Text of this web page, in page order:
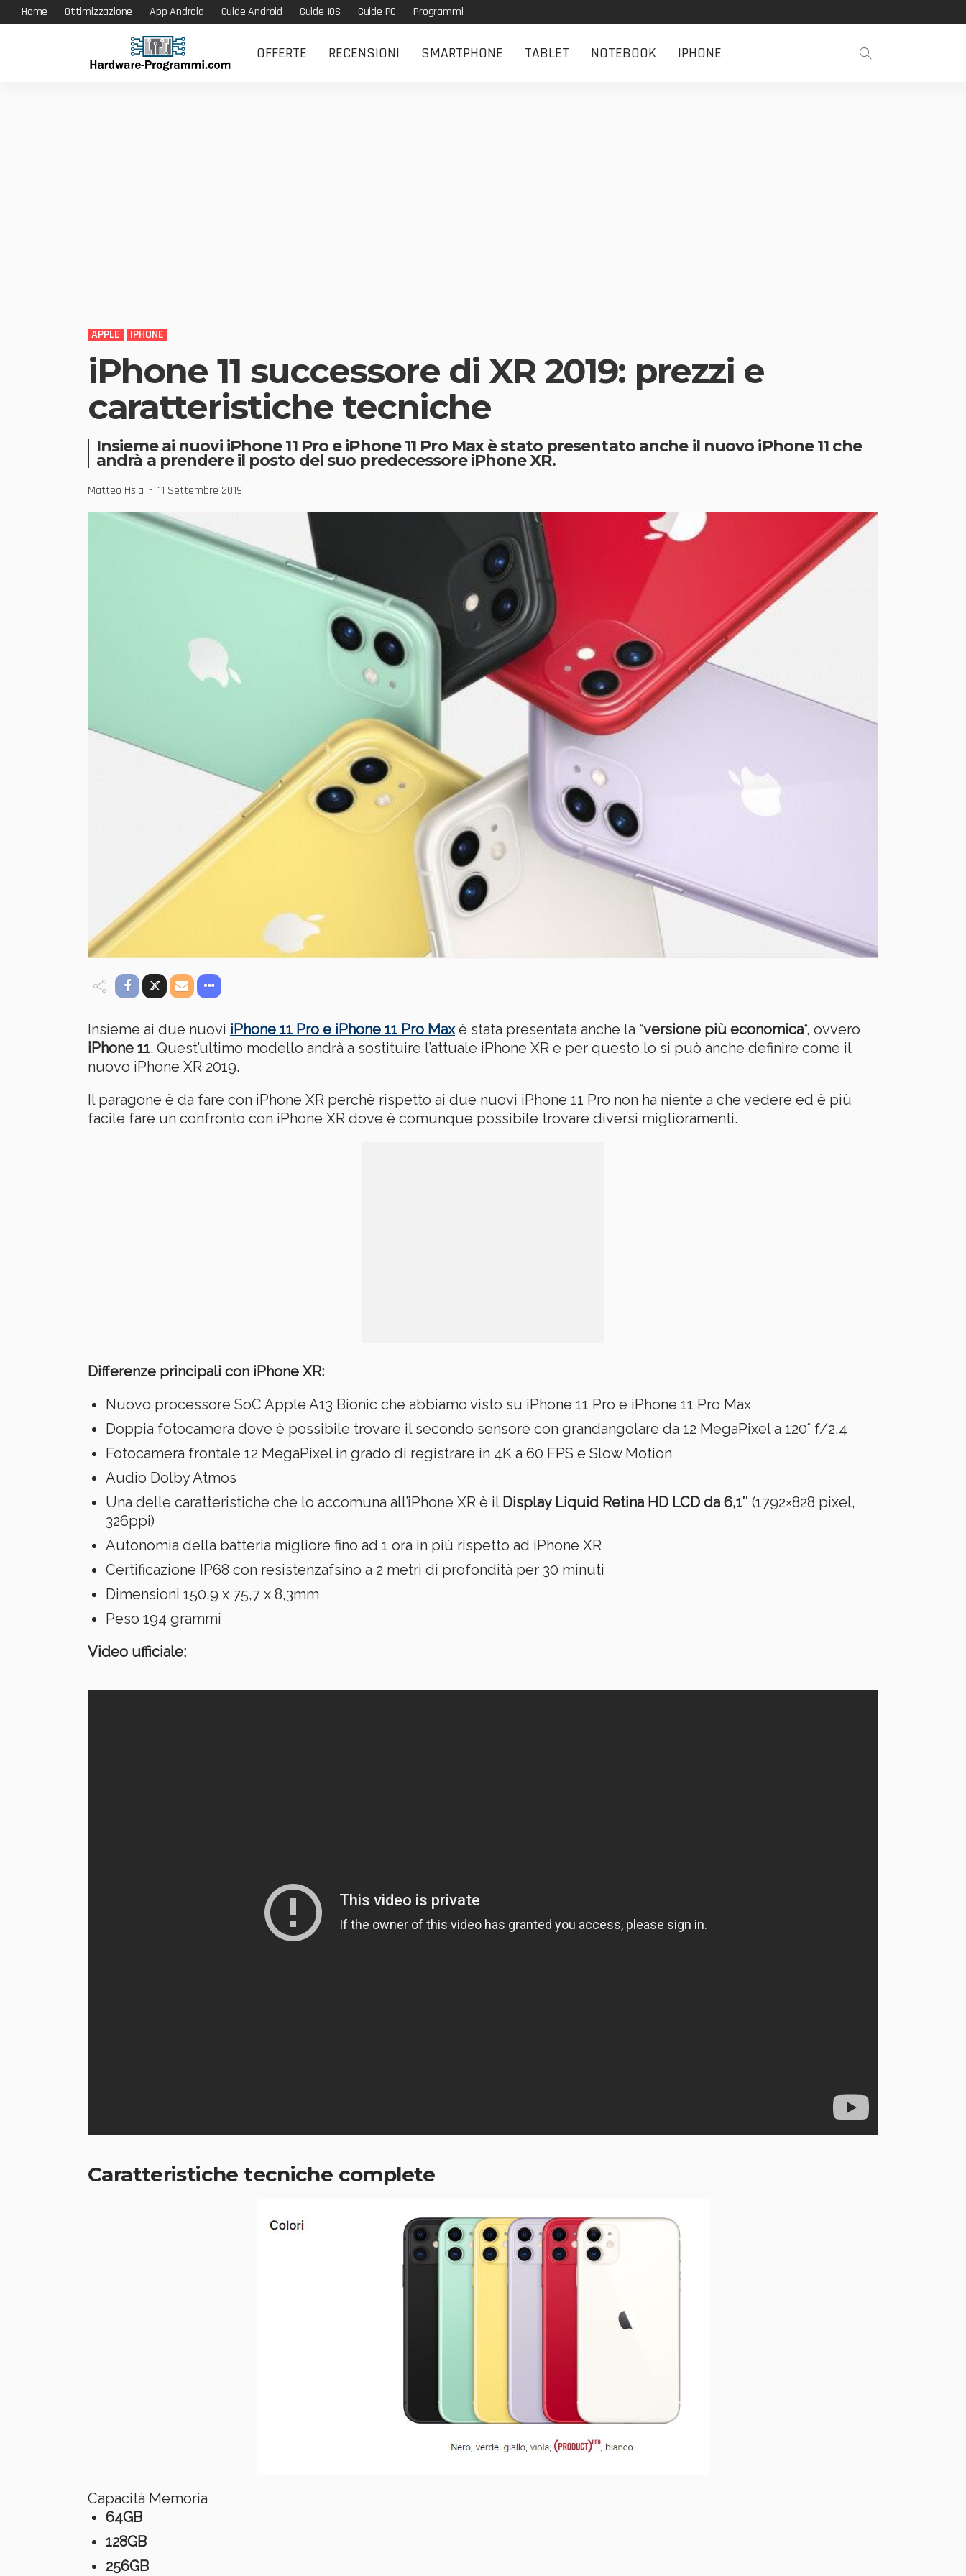
Home Ottimizzazione App Android Guide Android Guide IOS Guide PC Programmi
OFFERTE RECENSIONI SMARTPHONE TABLET NOTEBOOK IPHONE
APPLE IPHONE
iPhone 11 successore di XR 2019: prezzi e
caratteristiche tecniche
Insieme ai nuovi iPhone 11 Pro e iPhone 11 Pro Max è stato presentato anche il nuovo iPhone 11 che
andrà a prendere il posto del suo predecessore iPhone XR.
Matteo Hsia 11 Settembre 2019
Insieme ai due nuovi iPhone 11 Pro e iPhone 11 Pro Maxè stata presentata anche la “versione più economica“, ovvero
iPhone 11. Quest’ultimo modello andrà a sostituire l’attuale iPhone XR e per questo lo si può anche definire come il
nuovo iPhone XR 2019.
Il paragone è da fare con iPhone XR perchè rispetto ai due nuovi iPhone 11 Pro non ha niente a che vedere ed è più
facile fare un confronto con iPhone XR dove è comunque possibile trovare diversi miglioramenti.
Differenze principali con iPhone XR:
Nuovo processore SoC Apple A13 Bionic che abbiamo visto su iPhone 11 Pro e iPhone 11 Pro Max
Doppia fotocamera dove è possibile trovare il secondo sensore con grandangolare da 12 MegaPixel a 120° f/2,4
Fotocamera frontale 12 MegaPixel in grado di registrare in 4K a 60 FPS e Slow Motion
Audio Dolby Atmos
Una delle caratteristiche che lo accomuna all’iPhone XR è il Display Liquid Retina HD LCD da 6,1″ (1792×828 pixel,
326ppi)
Autonomia della batteria migliore fino ad 1 ora in più rispetto ad iPhone XR
Certificazione IP68 con resistenzafsino a 2 metri di profondità per 30 minuti
Dimensioni 150,9 x 75,7 x 8,3mm
Peso 194 grammi
Video ufficiale:
Caratteristiche tecniche complete
Capacità Memoria
64GB
128GB
256GB